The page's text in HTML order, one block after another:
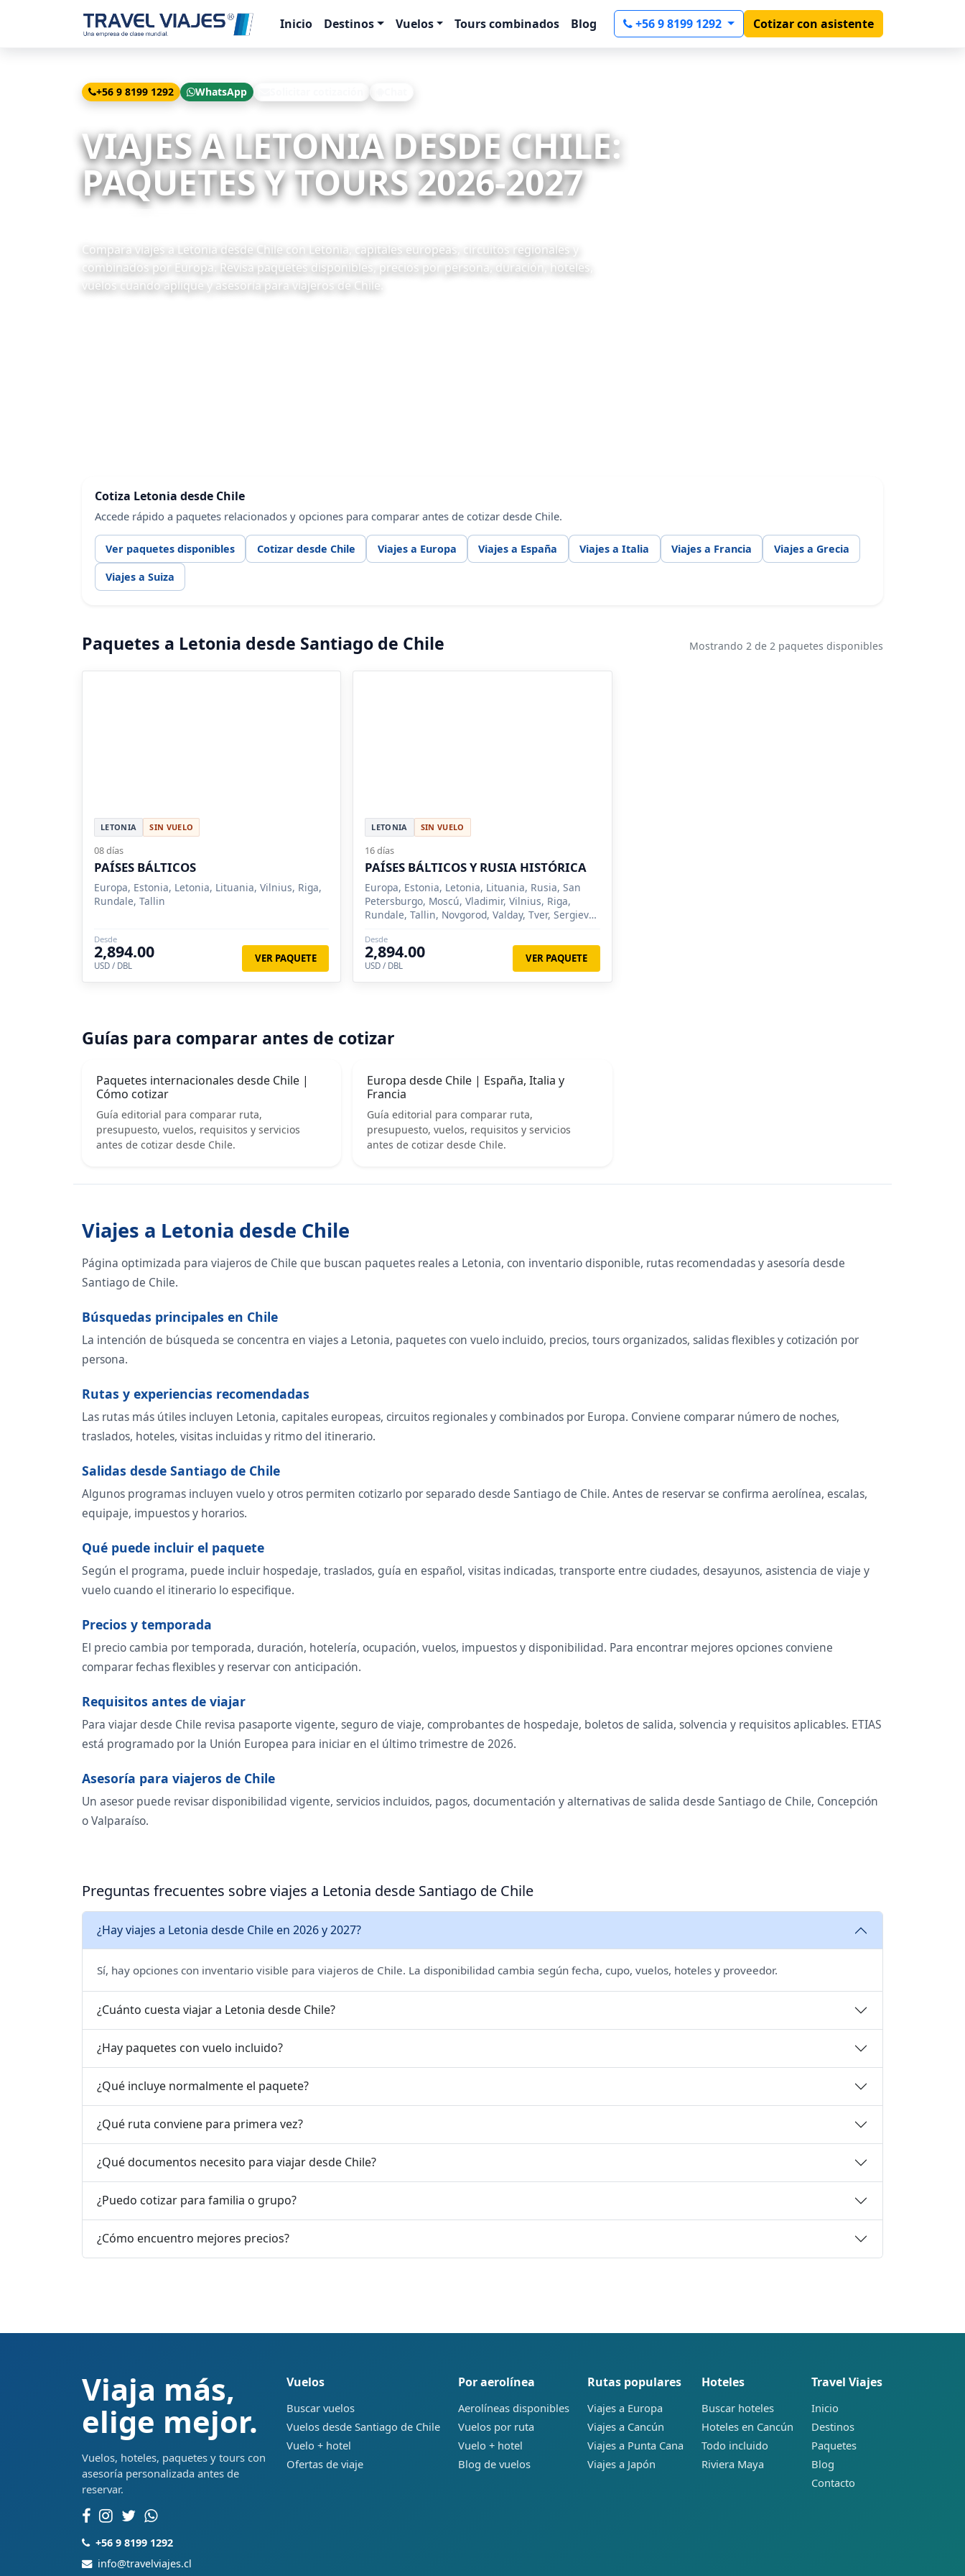
Inicio Destinos Vuelos Tours combinados Blog +56 9 8199 1292 Cotizar con asistente
+56 9 8199 1292 WhatsApp
VIAJES A LETONIA DESDE CHILE:
PAQUETES Y TOURS 2026-2027
Compara viajes a Letonia desde Chile con Letonia, capitales europeas, circuitos regionales y
combinados por Europa. Revisa paquetes disponibles, precios por persona, duración, hoteles,
vuelos cuando aplique y asesoría para viajeros de Chile.
Cotiza Letonia desde Chile
Accede rápido a paquetes relacionados y opciones para comparar antes de cotizar desde Chile.
Ver paquetes disponibles Cotizar desde Chile Viajes a Europa Viajes a España Viajes a Italia Viajes a Francia Viajes a Grecia
Viajes a Suiza
Paquetes a Letonia desde Santiago de Chile Mostrando 2 de 2 paquetes disponibles
LETONIA SIN VUELO
08 días
PAÍSES BÁLTICOS
Europa, Estonia, Letonia, Lituania, Vilnius, Riga,
Rundale, Tallin
Desde
2,894.00
USD / DBL
VER PAQUETE
LETONIA SIN VUELO
16 días
PAÍSES BÁLTICOS Y RUSIA HISTÓRICA
Europa, Estonia, Letonia, Lituania, Rusia, San
Petersburgo, Moscú, Vladimir, Vilnius, Riga,
Rundale, Tallin, Novgorod, Valday, Tver, Sergiev
Desde
2,894.00
USD / DBL
VER PAQUETE
Guías para comparar antes de cotizar
Paquetes internacionales desde Chile |
Cómo cotizar
Guía editorial para comparar ruta,
presupuesto, vuelos, requisitos y servicios
antes de cotizar desde Chile.
Europa desde Chile | España, Italia y
Francia
Guía editorial para comparar ruta,
presupuesto, vuelos, requisitos y servicios
antes de cotizar desde Chile.
Viajes a Letonia desde Chile
Página optimizada para viajeros de Chile que buscan paquetes reales a Letonia, con inventario disponible, rutas recomendadas y asesoría desde
Santiago de Chile.
Búsquedas principales en Chile
La intención de búsqueda se concentra en viajes a Letonia, paquetes con vuelo incluido, precios, tours organizados, salidas flexibles y cotización por
persona.
Rutas y experiencias recomendadas
Las rutas más útiles incluyen Letonia, capitales europeas, circuitos regionales y combinados por Europa. Conviene comparar número de noches,
traslados, hoteles, visitas incluidas y ritmo del itinerario.
Salidas desde Santiago de Chile
Algunos programas incluyen vuelo y otros permiten cotizarlo por separado desde Santiago de Chile. Antes de reservar se confirma aerolínea, escalas,
equipaje, impuestos y horarios.
Qué puede incluir el paquete
Según el programa, puede incluir hospedaje, traslados, guía en español, visitas indicadas, transporte entre ciudades, desayunos, asistencia de viaje y
vuelo cuando el itinerario lo especifique.
Precios y temporada
El precio cambia por temporada, duración, hotelería, ocupación, vuelos, impuestos y disponibilidad. Para encontrar mejores opciones conviene
comparar fechas flexibles y reservar con anticipación.
Requisitos antes de viajar
Para viajar desde Chile revisa pasaporte vigente, seguro de viaje, comprobantes de hospedaje, boletos de salida, solvencia y requisitos aplicables. ETIAS
está programado por la Unión Europea para iniciar en el último trimestre de 2026.
Asesoría para viajeros de Chile
Un asesor puede revisar disponibilidad vigente, servicios incluidos, pagos, documentación y alternativas de salida desde Santiago de Chile, Concepción
o Valparaíso.
Preguntas frecuentes sobre viajes a Letonia desde Santiago de Chile
¿Hay viajes a Letonia desde Chile en 2026 y 2027?
Sí, hay opciones con inventario visible para viajeros de Chile. La disponibilidad cambia según fecha, cupo, vuelos, hoteles y proveedor.
¿Cuánto cuesta viajar a Letonia desde Chile?
¿Hay paquetes con vuelo incluido?
¿Qué incluye normalmente el paquete?
¿Qué ruta conviene para primera vez?
¿Qué documentos necesito para viajar desde Chile?
¿Puedo cotizar para familia o grupo?
¿Cómo encuentro mejores precios?
Viaja más,
elige mejor.
Vuelos, hoteles, paquetes y tours con
asesoría personalizada antes de
reservar.
+56 9 8199 1292
info@travelviajes.cl
Vuelos
Buscar vuelos
Vuelos desde Santiago de Chile
Vuelo + hotel
Ofertas de viaje
Por aerolínea
Aerolíneas disponibles
Vuelos por ruta
Vuelo + hotel
Blog de vuelos
Rutas populares
Viajes a Europa
Viajes a Cancún
Viajes a Punta Cana
Viajes a Japón
Hoteles
Buscar hoteles
Hoteles en Cancún
Todo incluido
Riviera Maya
Travel Viajes
Inicio
Destinos
Paquetes
Blog
Contacto